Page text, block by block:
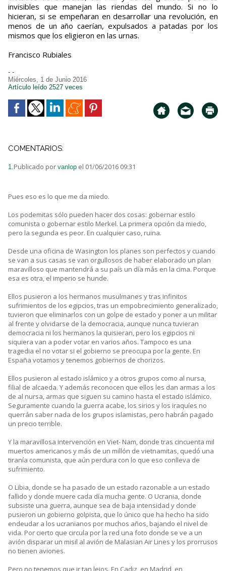
invisibles que manejan las riendas del mundo. Si no lo
hicieran, si se empeñaran en desarrollar una revolución, en
menos de un año caerían, expulsados a patadas por los
mismos que los eligieron en las urnas.
Francisco Rubiales
- -
Miércoles, 1 de Junio 2016
Artículo leído 2527 veces
COMENTARIOS:
1. Publicado por vanlop el 01/06/2016 09:31
Pues eso es lo que me da miedo.
Los podemitas sólo pueden hacer dos cosas: gobernar estilo
comunista o gobernar estilo Merkel. La primera opción da miedo,
pero la segunda es peor. En cualquier caso, ruina.
Desde una oficina de Wasington los planes son perfectos y cuando
se van a sus casas se van orgullosos de haber elaborado un plan
maravilloso que mantendrá a su país un día más en la cima. Porque
esa es otra, el imperio se hunde.
Ellos pusieron a los hermanos musulmanes y tras infinitos
sufrimientos de los egipcios, tras un empobrecimiento generalizado,
tuvieron que eliminarlos con un golpe de estado y poner a un militar
al frente y olvidarse de la democracia, aunque nunca tuvieran
democracia ni los hermanos la quisieran, pero los egipcios ni
siquiera van a poder votar en varios años. Tampoco es una
tragedia el no votar si el gobierno se preocupa por la gente. En
España votamos y tenemos gobiernos de chorizos.
Ellos pusieron al estado islámico y a otros grupos como al nursa,
filial de alcaeda. Y además reconocen que ellos les dan armas a los
de al nursa, armas que siguen su camino hasta el estado islámico.
Seguramente cuando la guerra acabe, los sirios y los iraquíes no
querrán saber nada de los grupos islamistas, pero habrán pagado
un precio terrible.
Y la maravillosa intervención en Viet- Nam, donde tras cincuenta mil
muertos americanos y más de un millón de vietnamitas, quedó una
tiranía comunista, que aún perdura con lo que eso conlleva de
sufrimiento.
O Libia, donde se ha pasado de un estado razonable a un estado
fallido y donde muere cada día mucha gente. O Ucrania, donde
subsiste una guerra, aunque sea de baja intensidad y donde
pusieron un gobierno golpista, que lo único que ha hecho ha sido
endeudar a los ucranianos por muchos años, bajando el nivel de
vida. Por cierto que circula por la red una foto donde se ve a un
avión disparar un misil al avión de Malasian Air Lines y los prorrusos
no tienen aviones.
Pero no tenemos que ir tan lejos. En Cadiz, en Madrid, en